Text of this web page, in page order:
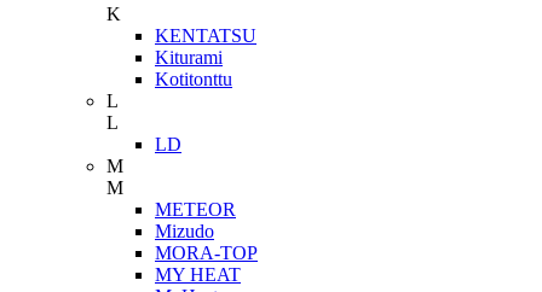
K
KENTATSU
Kiturami
Kotitonttu
L
L
LD
M
M
METEOR
Mizudo
MORA-TOP
MY HEAT